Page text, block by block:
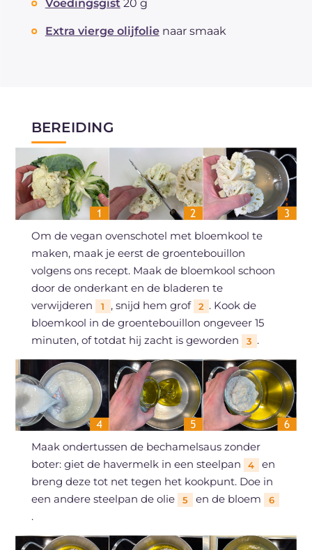
Voedingsgist 20 g
Extra vierge olijfolie naar smaak
BEREIDING
Om de vegan ovenschotel met bloemkool te
maken, maak je eerst de groentebouillon
volgens ons recept. Maak de bloemkool schoon
door de onderkant en de bladeren te
verwijderen
1 , snijd hem grof 2 . Kook de
bloemkool in de groentebouillon ongeveer 15
minuten, of totdat hij zacht is geworden
3 .
Maak ondertussen de bechamelsaus zonder
boter: giet de havermelk in een steelpan
4
en
breng deze tot net tegen het kookpunt. Doe in
een andere steelpan de olie
5 en de bloem 6
.